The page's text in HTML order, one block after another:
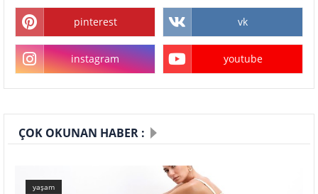
pinterest vk
instagram youtube
ÇOK OKUNAN HABER :
yaşam